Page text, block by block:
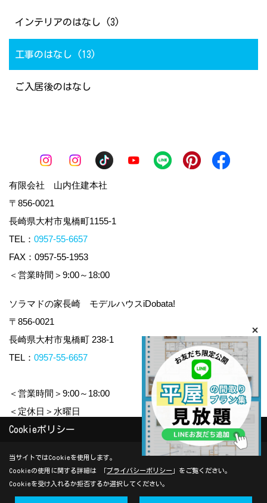
インテリアのはなし (3)
工事のはなし (13)
ご入居後のはなし
有限会社 山内住建本社
〒856-0021
長崎県大村市鬼橋町1155-1
TEL： 0957-55-6657
FAX：0957-55-1953
＜営業時間＞9:00～18:00
ソラマドの家長崎 モデルハウスiDobata!
〒856-0021
長崎県大村市鬼橋町 238-1
TEL： 0957-55-6657
＜営業時間＞9:00～18:00
＜定休日＞水曜日
Copyright (c) yamauchi-jyuken. All Rights Reserved.
Produced byゴデスクリエイト
Cookieポリシー
当サイトではCookieを使用します。
Cookieの使用に関する詳細は 「プライバシーポリシー 」をご覧ください。
Cookieを受け入れるか拒否するか選択してください。